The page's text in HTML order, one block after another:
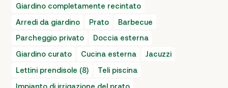
Giardino completamente recintato
Arredi da giardino
Prato
Barbecue
Parcheggio privato
Doccia esterna
Giardino curato
Cucina esterna
Jacuzzi
Lettini prendisole (8)
Teli piscina
Impianto di irrigazione del prato